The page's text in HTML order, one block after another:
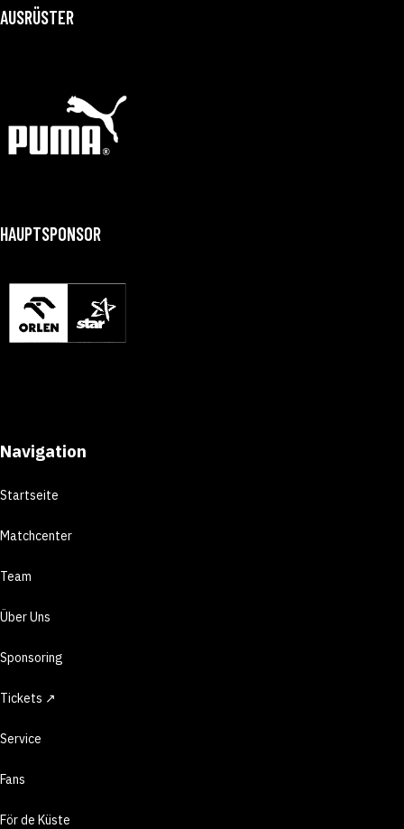
AUSRÜSTER
HAUPTSPONSOR
Navigation
Startseite
Matchcenter
Team
Über Uns
Sponsoring
Tickets ↗
Service
Fans
För de Küste